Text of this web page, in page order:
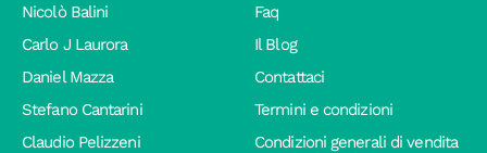
Nicolò Balini
Carlo J Laurora
Daniel Mazza
Stefano Cantarini
Claudio Pelizzeni
Faq
Il Blog
Contattaci
Termini e condizioni
Condizioni generali di vendita